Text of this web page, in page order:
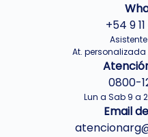
+54 9
At. personalizada
0800-
Lun a Sab 9 a
Email